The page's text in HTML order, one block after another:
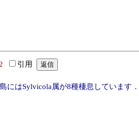
引用
にはSylvicola属が8種棲息しています